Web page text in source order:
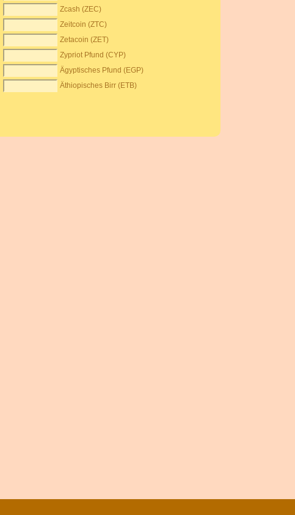
Zcash (ZEC)
Zeitcoin (ZTC)
Zetacoin (ZET)
Zypriot Pfund (CYP)
Ägyptisches Pfund (EGP)
Äthiopisches Birr (ETB)